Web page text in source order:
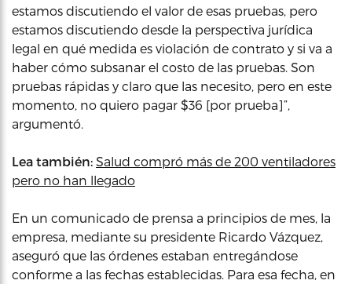
estamos discutiendo el valor de esas pruebas, pero
estamos discutiendo desde la perspectiva jurídica
legal en qué medida es violación de contrato y si va a
haber cómo subsanar el costo de las pruebas. Son
pruebas rápidas y claro que las necesito, pero en este
momento, no quiero pagar $36 [por prueba]”,
argumentó.
Lea también: Salud compró más de 200 ventiladores
pero no han llegado
En un comunicado de prensa a principios de mes, la
empresa, mediante su presidente Ricardo Vázquez,
aseguró que las órdenes estaban entregándose
conforme a las fechas establecidas. Para esa fecha, en